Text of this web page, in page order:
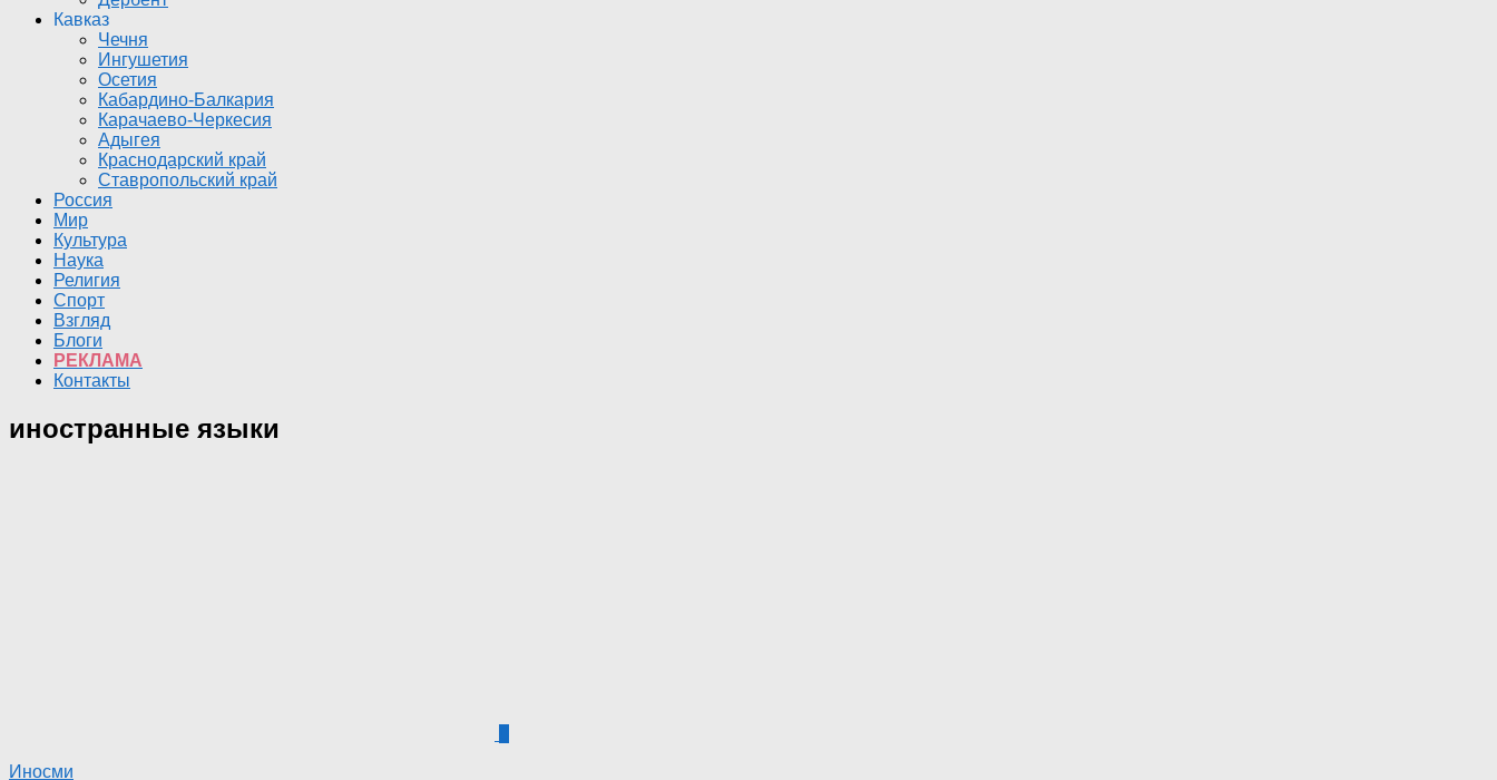
Кавказ
Чечня
Ингушетия
Осетия
Кабардино-Балкария
Карачаево-Черкесия
Адыгея
Краснодарский край
Ставропольский край
Россия
Мир
Культура
Наука
Религия
Спорт
Взгляд
Блоги
РЕКЛАМА
Контакты
иностранные языки
Иносми